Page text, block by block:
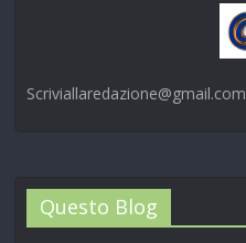
Scriviallaredazione@gmail.com
Questo Blog